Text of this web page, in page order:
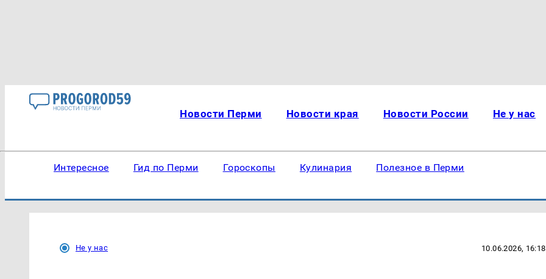
Новости Перми Новости края Новости России Не у нас
Интересное Гид по Перми Гороскопы Кулинария Полезное в Перми
Не у нас 10.06.2026, 16:18